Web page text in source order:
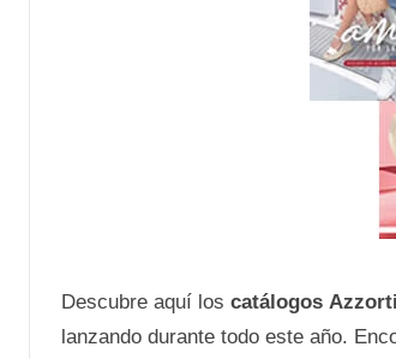
Descubre aquí los catálogos
lanzando durante todo este año.